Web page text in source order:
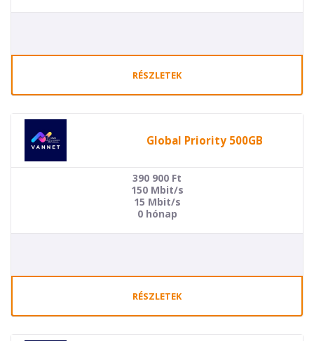
RÉSZLETEK
Global Priority 500GB
390 900 Ft
150 Mbit/s
15 Mbit/s
0 hónap
RÉSZLETEK